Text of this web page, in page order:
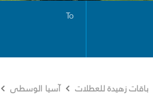
To
باقات زهيدة للعطلات آسيا الوسطى